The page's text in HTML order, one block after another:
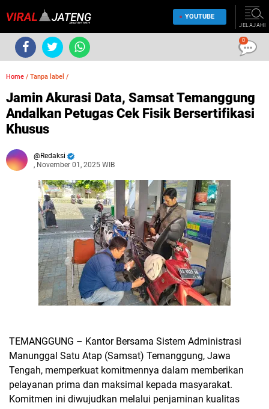
YOUTUBE
JELAJAHI
Home / Tanpa label /
Jamin Akurasi Data, Samsat Temanggung
Andalkan Petugas Cek Fisik Bersertifikasi
Khusus
Redaksi
, November 01, 2025 WIB
TEMANGGUNG – Kantor Bersama Sistem Administrasi
Manunggal Satu Atap (Samsat) Temanggung, Jawa
Tengah, memperkuat komitmennya dalam memberikan
pelayanan prima dan maksimal kepada masyarakat.
Komitmen ini diwujudkan melalui penjaminan kualitas
0